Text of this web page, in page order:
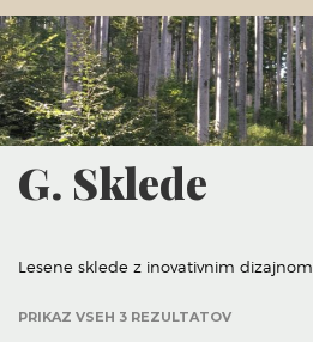
G. Sklede
Lesene sklede z inovativnim dizajnom
PRIKAZ VSEH 3 REZULTATOV